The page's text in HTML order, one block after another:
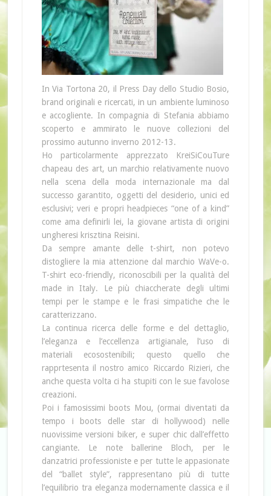
In Via Tortona 20, il Press Day dello Studio Bosio,
brand originali e ricercati, in un ambiente luminoso
e accogliente. In compagnia di Stefania abbiamo
scoperto e ammirato le nuove collezioni del
prossimo autunno inverno 2012-13.
Ho particolarmente apprezzato KreiSiCouTure
chapeau des art, un marchio relativamente nuovo
nella scena della moda internazionale ma dal
successo garantito, oggetti del desiderio, unici ed
esclusivi; veri e propri headpieces “one of a kind”
come ama definirli lei, la giovane artista di origini
ungheresi krisztina Reisini.
Da sempre amante delle t-shirt, non potevo
distogliere la mia attenzione dal marchio WaVe-o.
T-shirt eco-friendly, riconoscibili per la qualità del
made in Italy. Le più chiaccherate degli ultimi
tempi per le stampe e le frasi simpatiche che le
caratterizzano.
La continua ricerca delle forme e del dettaglio,
l’eleganza e l’eccellenza artigianale, l’uso di
materiali ecosostenibili; questo quello che
rapprtesenta il nostro amico Riccardo Rizieri, che
anche questa volta ci ha stupiti con le sue favolose
creazioni.
Poi i famosissimi boots Mou, (ormai diventati da
tempo i boots delle star di hollywood) nelle
nuovissime versioni biker, e super chic dall’effetto
cangiante. Le note ballerine Bloch, per le
danzatrici professioniste e per tutte le appasionate
del “ballet style”, rappresentano più di tutte
l’equilibrio tra eleganza modernamente classica e il